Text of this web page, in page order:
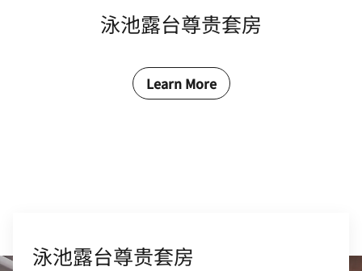
泳池露台尊贵套房
Learn More
泳池露台尊贵套房